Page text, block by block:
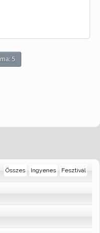
Fesztivál
Ingyenes
Összes
5